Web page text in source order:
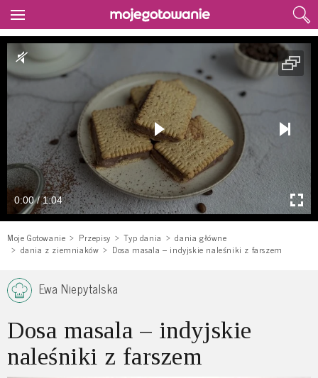
0:00 / 1:04
Moje Gotowanie Przepisy Typ dania
dania główne
dania z ziemniaków
Dosa masala – indyjskie naleśniki z farszem
Ewa Niepytalska
Dosa masala – indyjskie
naleśniki z farszem